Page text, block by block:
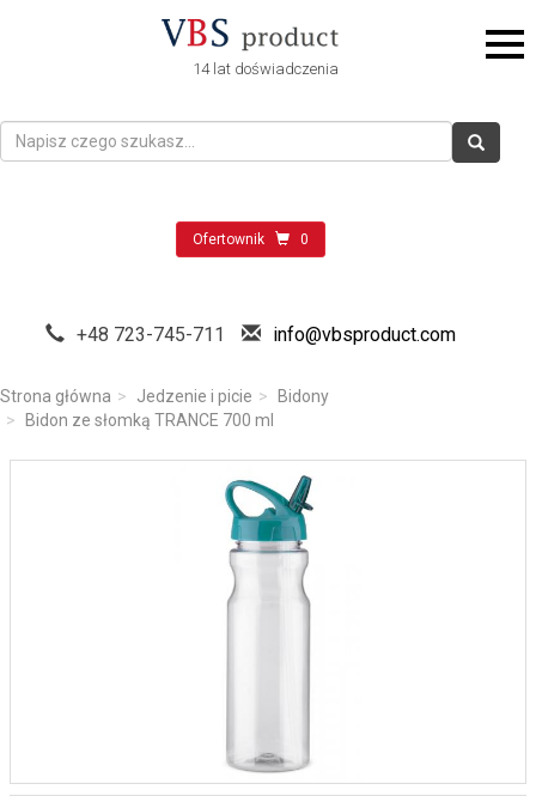
14 lat doświadczenia
Ofertownik 0
+48 723-745-711 info@vbsproduct.com
Strona główna Jedzenie i picie
Bidony
Bidon ze słomką TRANCE 700 ml